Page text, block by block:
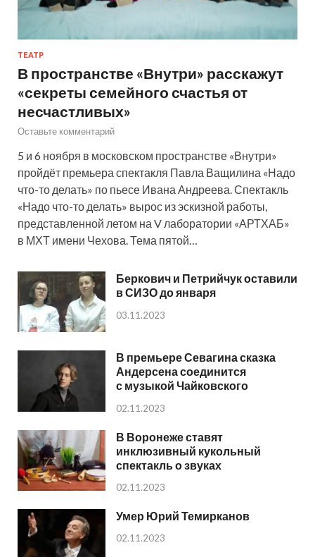
ТЕАТР
В пространстве «Внутри» расскажут
«секреты семейного счастья от
несчастливых»
Оставьте комментарий
5 и 6 ноября в московском пространстве «Внутри»
пройдёт премьера спектакля Павла Ващилина «Надо
что-то делать» по пьесе Ивана Андреева. Спектакль
«Надо что-то делать» вырос из эскизной работы,
представленной летом на V лаборатории «АРТХАБ»
в МХТ имени Чехова. Тема пятой…
Беркович и Петрийчук оставили
в СИЗО до января
03.11.2023
В премьере Севагина сказка
Андерсена соединится
с музыкой Чайковского
02.11.2023
В Воронеже ставят
инклюзивный кукольный
спектакль о звуках
02.11.2023
Умер Юрий Темирканов
02.11.2023